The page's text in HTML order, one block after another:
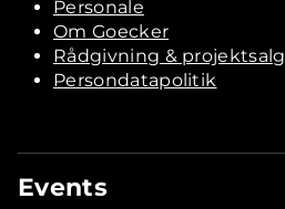
Personale
Om Goecker
Rådgivning & projektsalg
Persondatapolitik
Events